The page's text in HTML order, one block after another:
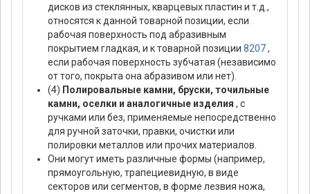
дисков из стеклянных, кварцевых пластин и т.д.,
относятся к данной товарной позиции, если
рабочая поверхность под абразивным
покрытием гладкая, и к товарной позиции 8207,
если рабочая поверхность зубчатая (независимо
от того, покрыта она абразивом или нет).
(4) Полировальные камни, бруски, точильные
камни, оселки и аналогичные изделия , с
ручками или без, применяемые непосредственно
для ручной заточки, правки, очистки или
полировки металлов или прочих материалов.
Они могут иметь различные формы (например,
прямоугольную, трапециевидную, в виде
секторов или сегментов, в форме лезвия ножа,